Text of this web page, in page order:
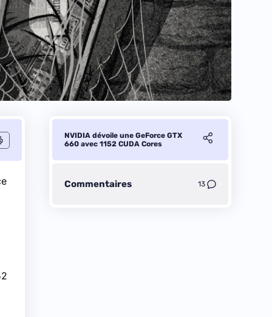
NVIDIA dévoile une GeForce GTX
660 avec 1152 CUDA Cores
Commentaires 13